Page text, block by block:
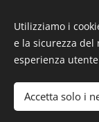
Utilizziamo i
e la sicurezza
esperienza
Accetta solo i